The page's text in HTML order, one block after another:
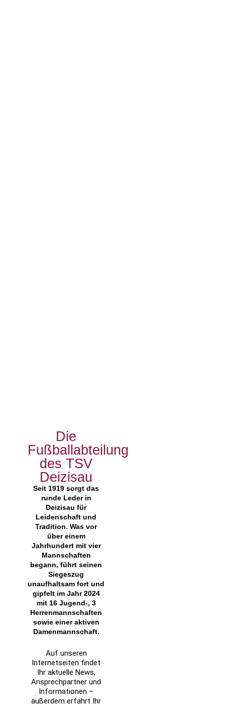
Die
Fußballabteilung
des TSV
Deizisau
Seit 1919 sorgt das
runde Leder in
Deizisau für
Leidenschaft und
Tradition. Was vor
über einem
Jahrhundert mit vier
Mannschaften
begann, führt seinen
Siegeszug
unaufhaltsam fort und
gipfelt im Jahr 2024
mit 16 Jugend-, 3
Herrenmannschaften
sowie einer aktiven
Damenmannschaft.
Auf unseren
Internetseiten findet
Ihr aktuelle News,
Ansprechpartner und
Informationen –
außerdem erfahrt Ihr